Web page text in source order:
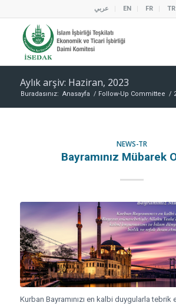
عربي EN FR TR
Aylık arşiv: Haziran, 2023
Buradasınız: Anasayfa / Follow-Up Committee /
NEWS-TR
Bayramınız Mübarek
Kurban Bayramınızı en kalbi duygularla tebrik